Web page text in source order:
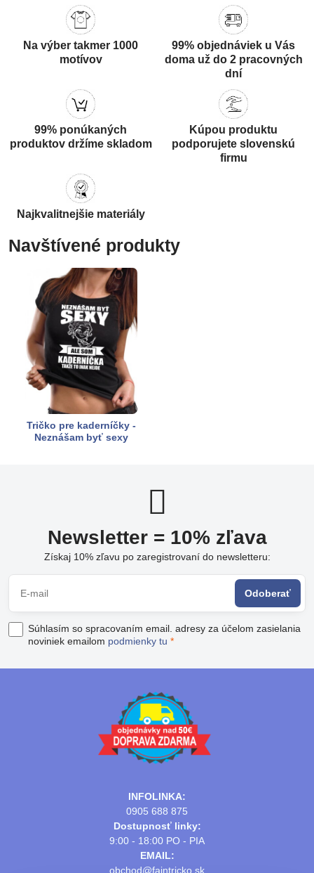
Na výber takmer 1000
motívov
99% objednáviek u Vás
doma už do 2 pracovných
dní
99% ponúkaných
produktov držíme skladom
Kúpou produktu
podporujete slovenskú
firmu
Najkvalitnejšie materiály
Navštívené produkty
Tričko pre kaderníčky -
Neznášam byť sexy
Newsletter = 10% zľava
Získaj 10% zľavu po zaregistrovaní do newsletteru:
Odoberať
Súhlasím so spracovaním email. adresy za účelom zasielania
noviniek emailom podmienky tu *
INFOLINKA:
0905 688 875
Dostupnosť linky:
9:00 - 18:00 PO - PIA
EMAIL:
obchod@fajntricko.sk